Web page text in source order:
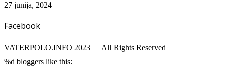
27 junija, 2024
Facebook
VATERPOLO.INFO 2023 | All Rights Reserved
%d bloggers like this: